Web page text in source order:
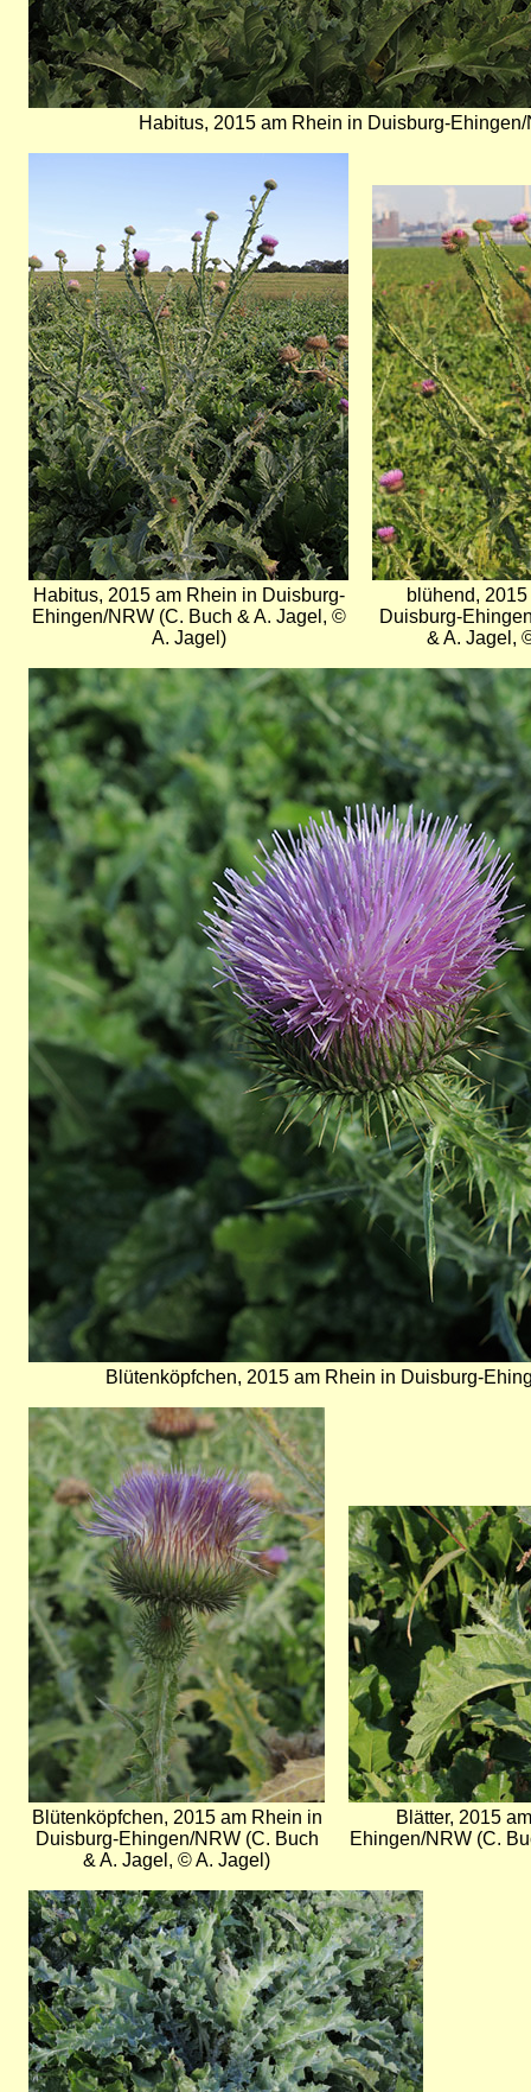
Habitus, 2015 am Rhein in Duisburg-
Habitus, 2015 am Rhein in Duisburg-
Ehingen/NRW (C. Buch & A. Jagel, ©
A. Jagel)
blühend,
Duisburg-
& A. Jagel,
Bild
Blütenköpfchen, 2015 am Rhein in Duisburg-
Bild
Blütenköpfchen, 2015 am Rhein in
Duisburg-Ehingen/NRW (C. Buch
& A. Jagel, © A. Jagel)
Bild
Blätter, 2015
Ehingen/NRW (C.
Bild